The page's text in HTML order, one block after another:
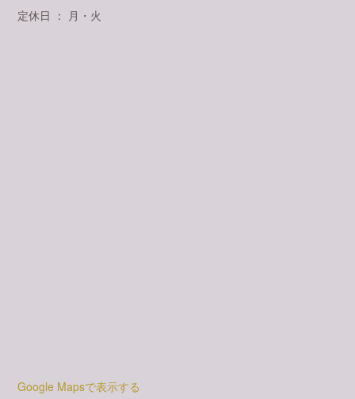
定休日 ： 月・火
Google Mapsで表示する